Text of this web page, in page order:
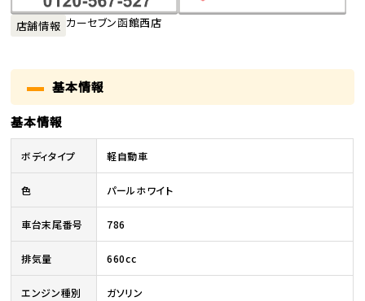
店舗情報 カーセブン函館西店
基本情報
基本情報
ボディタイプ 軽自動車
色 パールホワイト
車台末尾番号 786
排気量 660cc
エンジン種別 ガソリン